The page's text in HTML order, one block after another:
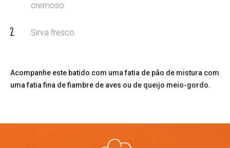
cremoso.
Sirva fresco.
Acompanhe este batido com uma fatia de pão de mistura com
uma fatia fina de fiambre de aves ou de queijo meio-gordo.